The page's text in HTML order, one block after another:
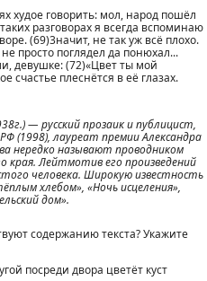
худое говорить: мол, народ пошёл
разговорах я всегда вспоминаю
(69)3начит, не так уж всё плохо.
просто поглядел да понюхал...
девушке: (72)«Цвет ты мой
счастье плеснётся в её глазах.
— русский прозаик и публицист,
(1998), лауреат премии Александра
нередко называют проводником
Лейтмотив его произведений
человека. Широкую известность
хлебом», «Ночь исцеления»,
дом».
содержанию текста? Укажите
посреди двора цветёт куст